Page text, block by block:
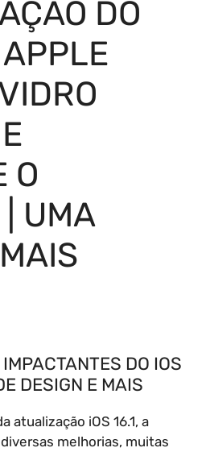
DO
O
UMA
DO IOS
DESIGN E MAIS
atualização iOS 16.1, a
melhorias, muitas